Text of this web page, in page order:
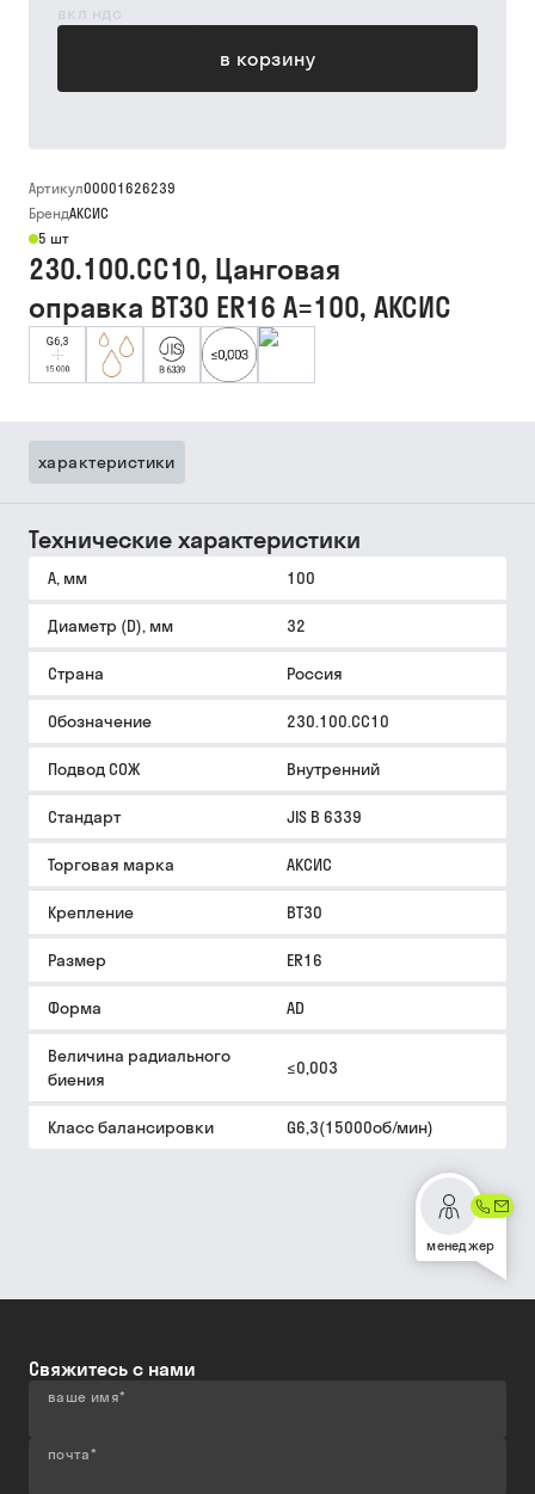
вкл ндс
в корзину
Артикул00001626239
БрендАКСИС
5 шт
230.100.CC10, Цанговая
оправка BT30 ER16 A=100, АКСИС
характеристики
Технические характеристики
A, мм 100
Диаметр (D), мм 32
Страна Россия
Обозначение 230.100.CC10
Подвод СОЖ Внутренний
Стандарт JIS B 6339
Торговая марка АКСИС
Крепление BT30
Размер ER16
Форма AD
Величина радиального
биения
≤0,003
Класс балансировки G6,3(15000об/мин)
менеджер
Свяжитесь с нами
ваше имя*
почта*